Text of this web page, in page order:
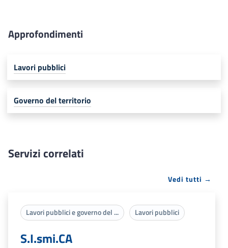
Approfondimenti
Lavori pubblici
Governo del territorio
Servizi correlati
Vedi tutti →
Lavori pubblici e governo del ... Lavori pubblici
S.I.smi.CA